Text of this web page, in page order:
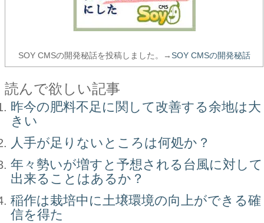
SOY CMSの開発秘話を投稿しました。→SOY CMSの開発秘話
読んで欲しい記事
昨今の肥料不足に関して改善する余地は大
きい
人手が足りないところは何処か？
年々勢いが増すと予想される台風に対して
出来ることはあるか？
稲作は栽培中に土壌環境の向上ができる確
信を得た